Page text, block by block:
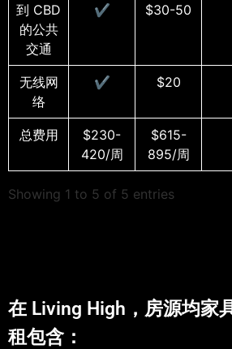
到 CBD
的公共
交通
✔ $30-50
无线网
络
✔ $20
总费用
$230-
420/周
$615-
895/周
Showing 1 to 5 of 5 entries
在 Living High，房源均家
租包含：